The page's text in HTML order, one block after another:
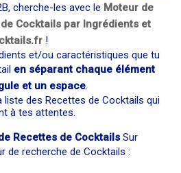
cherche-les avec le Moteur de
Cocktails par Ingrédients et
!
et/ou caractéristiques que tu
en séparant chaque élément
et un espace.
liste des Recettes de Cocktails qui
à tes attentes.
Recettes de Cocktails Sur
de recherche de Cocktails :